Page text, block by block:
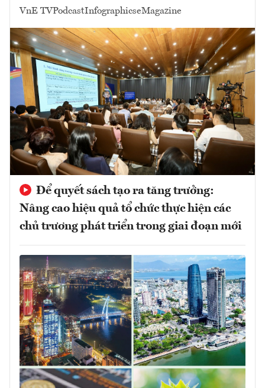
VnE TVPodcastInfographicseMagazine
Để quyết sách tạo ra tăng trưởng:
Nâng cao hiệu quả tổ chức thực hiện các
chủ trương phát triển trong giai đoạn mới